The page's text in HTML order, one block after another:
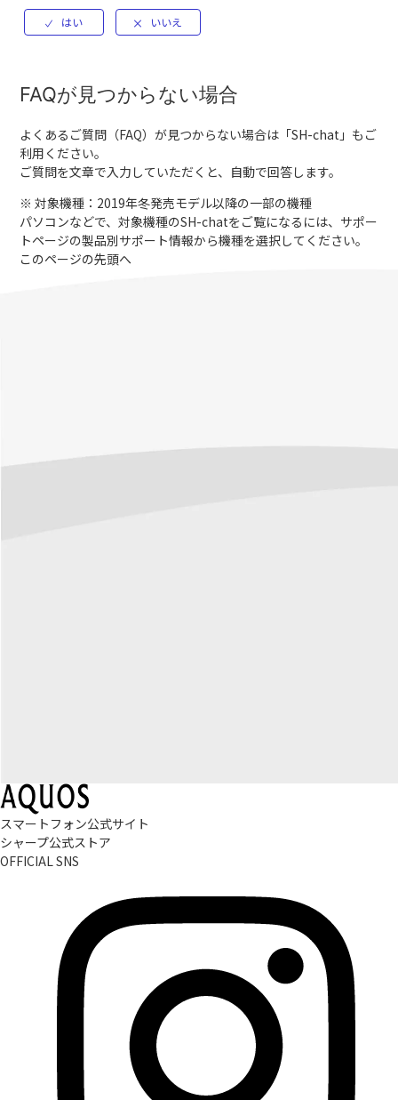
FAQが見つからない場合
よくあるご質問（FAQ）が見つからない場合は「SH-chat 」もご
利用ください。
ご質問を文章で入力していただくと、自動で回答します。
※ 対象機種：2019年冬発売モデル以降の一部の機種
パソコンなどで、対象機種のSH-chatをご覧になるには、サポー
トページの製品別サポート情報から機種を選択してください。
このページの先頭へ
スマートフォン公式サイト
シャープ公式ストア
OFFICIAL SNS